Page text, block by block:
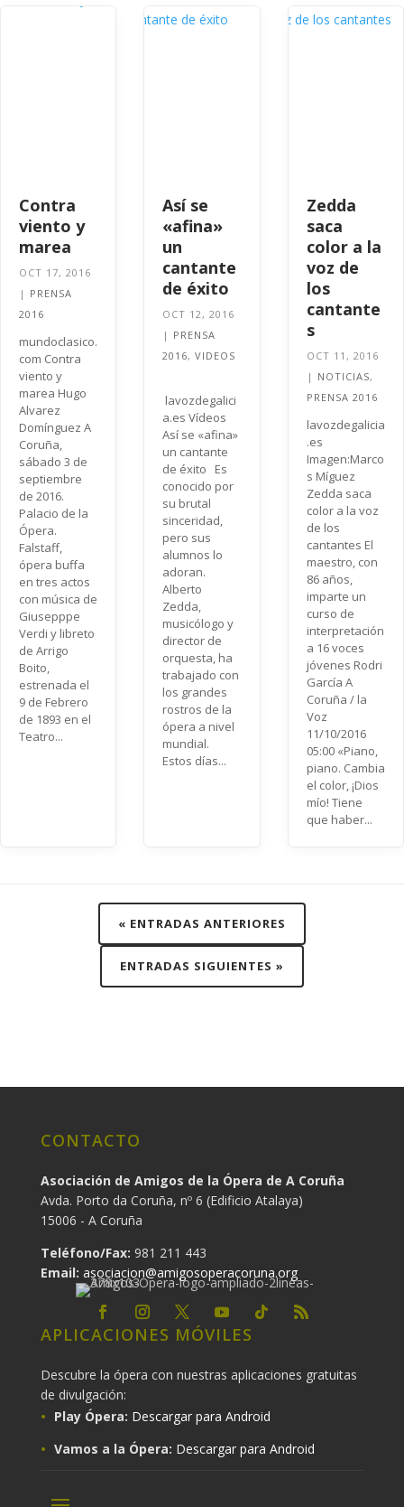
Contra
viento y
marea
OCT 17, 2016
| PRENSA
2016
mundoclasico.
com Contra
viento y
marea Hugo
Alvarez
Domínguez A
Coruña,
sábado 3 de
septiembre
de 2016.
Palacio de la
Ópera.
Falstaff,
ópera buffa
en tres actos
con música de
Giusepppe
Verdi y libreto
de Arrigo
Boito,
estrenada el
9 de Febrero
de 1893 en el
Teatro...
Así se
«afina»
un
cantante
de éxito
OCT 12, 2016
| PRENSA
2016,VIDEOS
lavozdegalici
a.es Vídeos
Así se «afina»
un cantante
de éxito Es
conocido por
su brutal
sinceridad,
pero sus
alumnos lo
adoran.
Alberto
Zedda,
musicólogo y
director de
orquesta, ha
trabajado con
los grandes
rostros de la
ópera a nivel
mundial.
Estos días...
Zedda
saca
color a la
voz de
los
cantante
s
OCT 11, 2016
| NOTICIAS,
PRENSA 2016
lavozdegalicia
.es
Imagen:Marco
s Míguez
Zedda saca
color a la voz
de los
cantantes El
maestro, con
86 años,
imparte un
curso de
interpretación
a 16 voces
jóvenes Rodri
García A
Coruña / la
Voz
11/10/2016
05:00 «Piano,
piano. Cambia
el color, ¡Dios
mío! Tiene
que haber...
« ENTRADAS ANTERIORES
ENTRADAS SIGUIENTES »
CONTACTO
Asociación de Amigos de la Ópera de A Coruña
Avda. Porto da Coruña, nº 6 (Edificio Atalaya)
15006 - A Coruña
Teléfono/Fax: 981 211 443
Email: asociacion@amigosoperacoruna.org
APLICACIONES MÓVILES
Descubre la ópera con nuestras aplicaciones gratuitas
de divulgación:
Play Ópera: Descargar para Android
Vamos a la Ópera: Descargar para Android